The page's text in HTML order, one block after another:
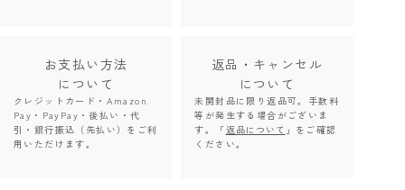
お支払い方法
について
クレジットカード・Amazon
Pay・PayPay・後払い・代
引・銀行振込（先払い）をご利
用いただけます。
返品・キャンセル
について
未開封品に限り返品可。手数料
等が発生する場合がございま
す。「返品について 」をご確認
ください。